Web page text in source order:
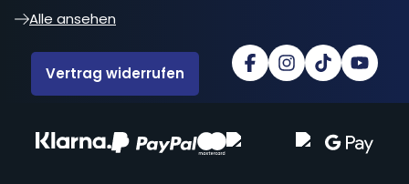
Alle ansehen
Vertrag widerrufen